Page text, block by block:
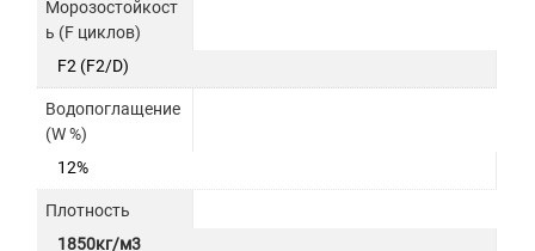
Морозостойкост
ь (F циклов)
F2 (F2/D)
Водопоглащение
(W %)
12%
Плотность
1850кг/м3